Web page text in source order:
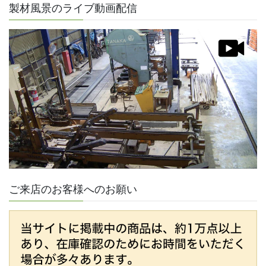
製材風景のライブ動画配信
ご来店のお客様へのお願い